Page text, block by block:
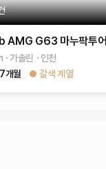
AMG G63 마누팍투어
가솔린 인천
개월 갈색 계열